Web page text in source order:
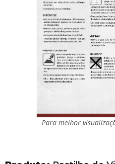
Para melhor